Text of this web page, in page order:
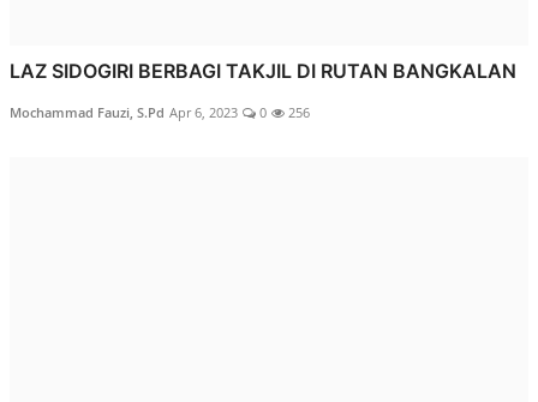
LAZ SIDOGIRI BERBAGI TAKJIL DI RUTAN BANGKALAN
Mochammad Fauzi, S.Pd Apr 6, 2023 0 256